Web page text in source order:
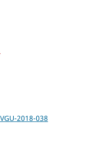
2018-038